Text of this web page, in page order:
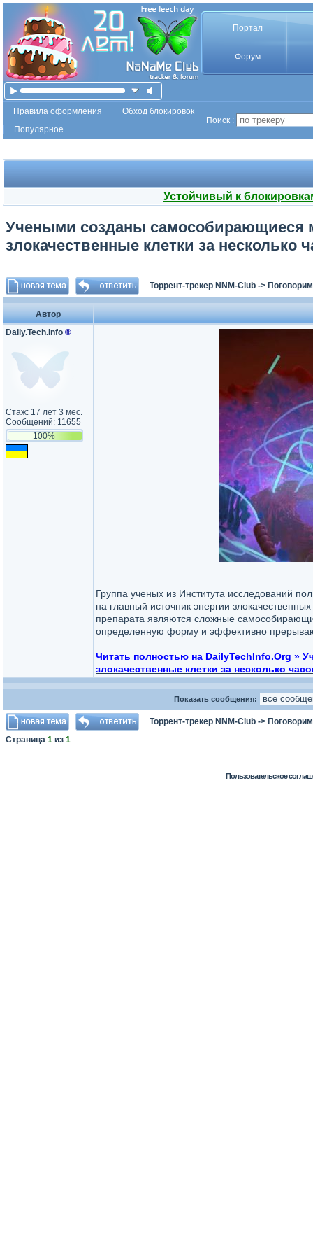
Портал
Форум
Правила оформления
Обход блокировок
Популярное
Поиск :
Устойчивый к
Учеными созданы самособирающиеся
злокачественные клетки за несколько
Торрент-трекер NNM-Club -> Поговорим
Автор
Daily.Tech.Info ®
Стаж: 17 лет 3 мес.
Сообщений: 11655
100%
Группа ученых из Института исследований
на главный источник энергии
препарата являются сложные
определенную форму и эффективно
Читать полностью на DailyTechInfo.Org »
злокачественные клетки за несколько
Показать сообщения:
Торрент-трекер NNM-Club -> Поговорим
Страница 1 из 1
Пользовательское